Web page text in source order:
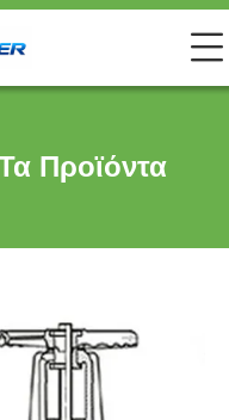
Προϊόντα